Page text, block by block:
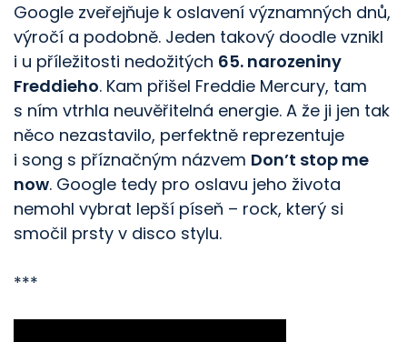
Google zveřejňuje k oslavení významných dnů,
výročí a podobně. Jeden takový doodle vznikl
i u příležitosti nedožitých 65. narozeniny
Freddieho. Kam přišel Freddie Mercury, tam
s ním vtrhla neuvěřitelná energie. A že ji jen tak
něco nezastavilo, perfektně reprezentuje
i song s příznačným názvem Don’t stop me
now. Google tedy pro oslavu jeho života
nemohl vybrat lepší píseň – rock, který si
smočil prsty v disco stylu.
***